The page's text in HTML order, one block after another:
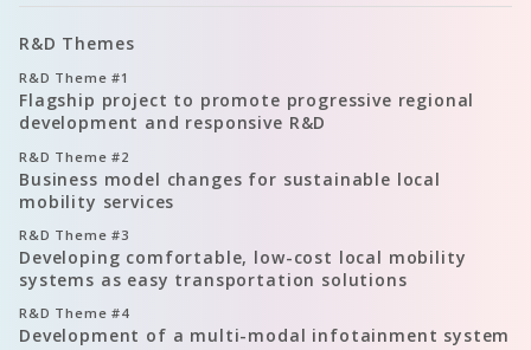
R&D Themes
R&D Theme #1
Flagship project to promote progressive regional
development and responsive R&D
R&D Theme #2
Business model changes for sustainable local
mobility services
R&D Theme #3
Developing comfortable, low-cost local mobility
systems as easy transportation solutions
R&D Theme #4
Development of a multi-modal infotainment system